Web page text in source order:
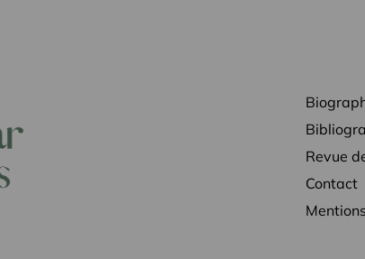
Revue
Contact